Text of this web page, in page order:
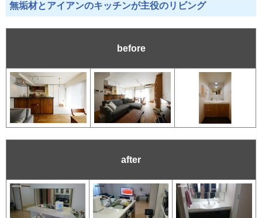
無垢材とアイアンのキッチンが主役のリビング
before
after